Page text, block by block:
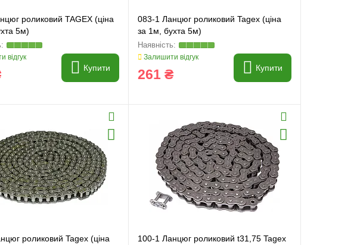
роликовий TAGEX (ціна
5м)
відгук
Купити
083-1 Ланцюг роликовий Tagex (ціна
за 1м, бухта 5м)
Залишити відгук
261 ₴ Купити
роликовий Tagex (ціна
100-1 Ланцюг роликовий t31,75 Tagex